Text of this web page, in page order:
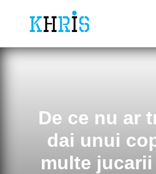
De ce nu ar
dai unui
multe